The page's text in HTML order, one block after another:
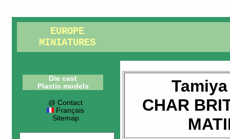
EUROPE
MINIATURES
Die cast
Plastic models
@ Contact
Français
Sitemap
CHAR